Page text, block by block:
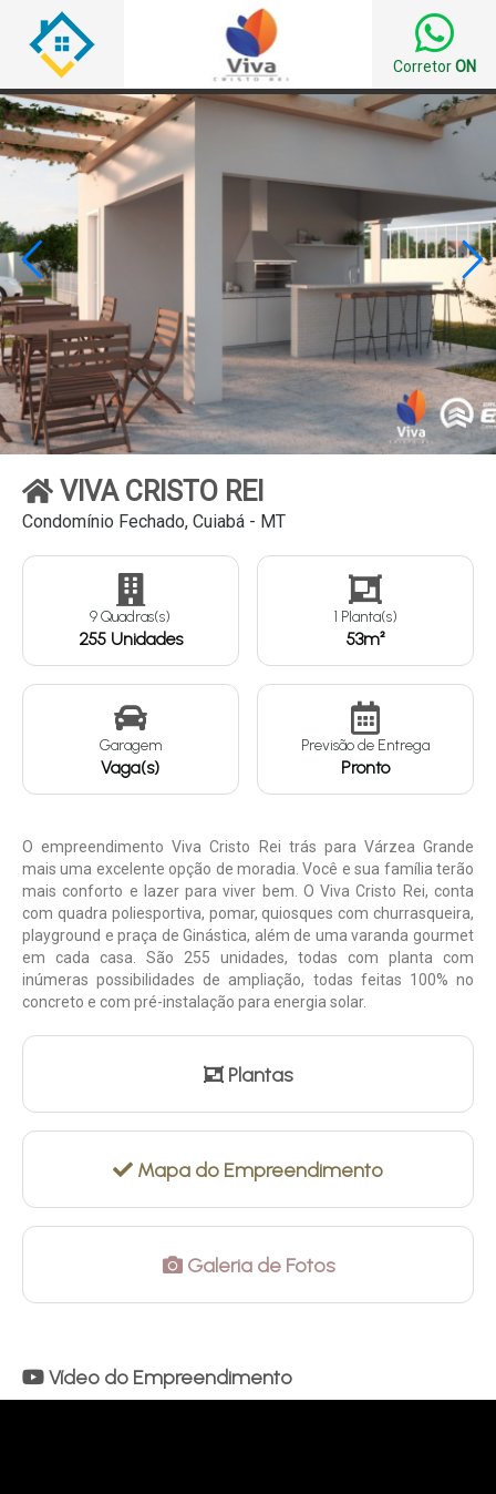
CorretorON
 
VIVA CRISTO REI
Condomínio Fechado, Cuiabá - MT
9 Quadras(s)
255 Unidades
1 Planta(s)
53m²
Garagem
Vaga(s)
Previsão de Entrega
Pronto
O empreendimento Viva Cristo Rei trás para Várzea Grande
mais uma excelente opção de moradia. Você e sua família terão
mais conforto e lazer para viver bem. O Viva Cristo Rei, conta
com quadra poliesportiva, pomar, quiosques com churrasqueira,
playground e praça de Ginástica, além de uma varanda gourmet
em cada casa. São 255 unidades, todas com planta com
inúmeras possibilidades de ampliação, todas feitas 100% no
concreto e com pré-instalação para energia solar.
Plantas
Mapa do Empreendimento
Galeria de Fotos
Vídeo do Empreendimento
Continuar